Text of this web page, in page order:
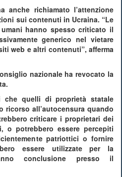
anche richiamato l’attenzione
sui contenuti in Ucraina. “Le
hanno spesso criticato il
generico nel vietare
web e altri contenuti”, afferma
nazionale ha revocato la
che quelli di proprietà statale
ricorso all’autocensura quando
criticare i proprietari dei
potrebbero essere percepiti
patriottici o fornire
essere utilizzate per la
conclusione presso il